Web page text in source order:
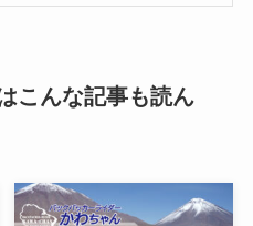
こんな記事も読ん